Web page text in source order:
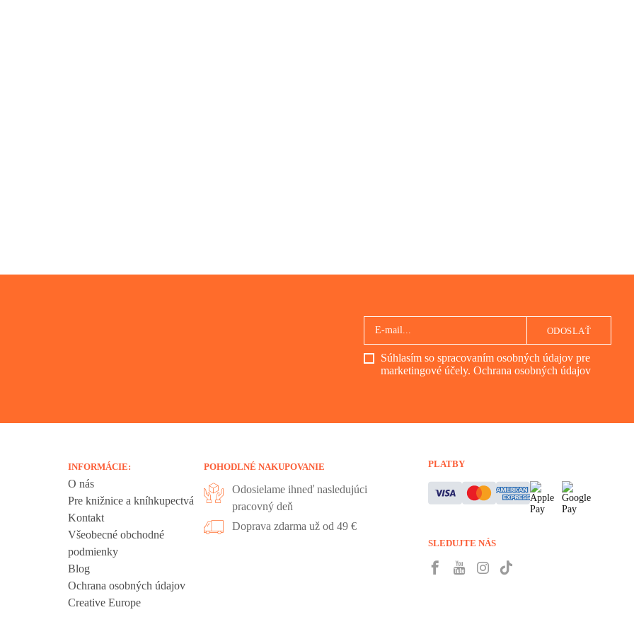
Súhlasím so spracovaním osobných údajov pre
marketingové účely. Ochrana osobných údajov
ODOSLAŤ
INFORMÁCIE:
O nás
Pre knižnice a kníhkupectvá
Kontakt
Všeobecné obchodné
podmienky
Blog
Ochrana osobných údajov
Creative Europe
POHODLNÉ NAKUPOVANIE
Odosielame ihneď nasledujúci
pracovný deň
Doprava zdarma už od 49 €
PLATBY
SLEDUJTE NÁS